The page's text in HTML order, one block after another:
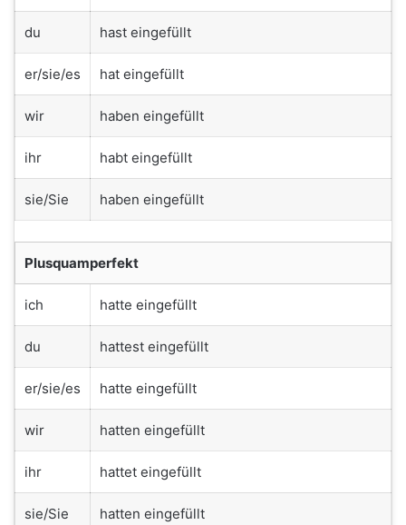
du hast eingefüllt
er/sie/es hat eingefüllt
wir haben eingefüllt
ihr habt eingefüllt
sie/Sie haben eingefüllt
Plusquamperfekt
ich hatte eingefüllt
du hattest eingefüllt
er/sie/es hatte eingefüllt
wir hatten eingefüllt
ihr hattet eingefüllt
sie/Sie hatten eingefüllt